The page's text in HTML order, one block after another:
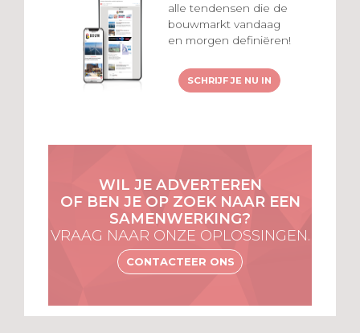
alle tendensen die de
bouwmarkt vandaag
en morgen definiëren!
SCHRIJF JE NU IN
WIL JE ADVERTEREN
OF BEN JE OP ZOEK NAAR EEN
SAMENWERKING?
VRAAG NAAR ONZE OPLOSSINGEN.
CONTACTEER ONS